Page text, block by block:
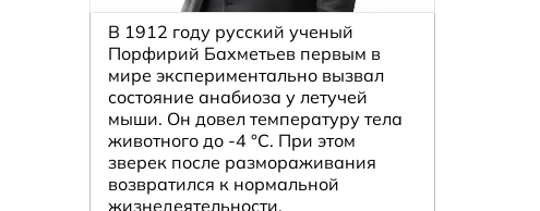
В 1912 году русский ученый
Порфирий Бахметьев первым в
мире экспериментально вызвал
состояние анабиоза у летучей
мыши. Он довел температуру тела
животного до -4 °C. При этом
зверек после размораживания
возвратился к нормальной
жизнедеятельности.